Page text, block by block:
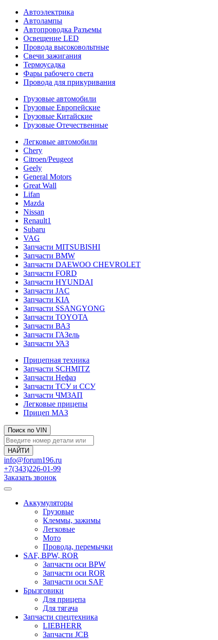
Автоэлектрика
Автолампы
Автопроводка Разъемы
Освещение LED
Провода высоковольтные
Свечи зажигания
Термоусадка
Фары рабочего света
Провода для прикуривания
Грузовые автомобили
Грузовые Европейские
Грузовые Китайские
Грузовые Отечественные
Легковые автомобили
Chery
Citroen/Peugeot
Geely
General Motors
Great Wall
Lifan
Mazda
Nissan
Renault1
Subaru
VAG
Запчасти MITSUBISHI
Запчасти BMW
Запчасти DAEWOO CHEVROLET
Запчасти FORD
Запчасти HYUNDAI
Запчасти JAC
Запчасти KIA
Запчасти SSANGYONG
Запчасти TOYOTA
Запчасти ВАЗ
Запчасти ГАЗель
Запчасти УАЗ
Прицепная техника
Запчасти SCHMITZ
Запчасти Нефаз
Запчасти ТСУ и ССУ
Запчасти ЧМЗАП
Легковые прицепы
Прицеп МАЗ
Поиск по VIN
info@forum196.ru
+7(343)226-01-99
Заказать звонок
Аккумуляторы
Грузовые
Клеммы, зажимы
Легковые
Мото
Провода, перемычки
SAF, BPW, ROR
Запчасти оси BPW
Запчасти оси ROR
Запчасти оси SAF
Брызговики
Для прицепа
Для тягача
Запчасти спецтехника
LIEBHERR
Запчасти JCB